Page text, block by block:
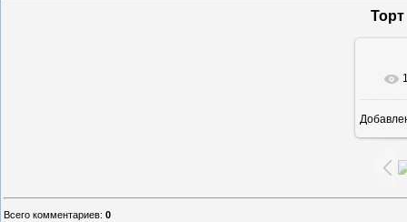
Всего комментариев: 0